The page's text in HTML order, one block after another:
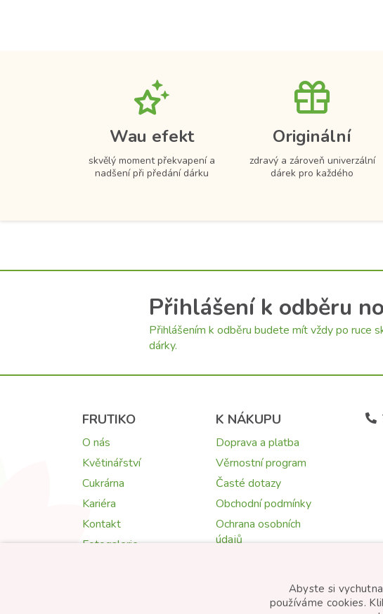
Wau efekt
skvělý moment překvapení a
nadšení při předání dárku
Originální
zdravý a zároveň univerzální
dárek pro každého
Přihlášení k odběru
Přihlášením k odběru budete mít vždy po ruce
dárky.
FRUTIKO
O nás
Květinářství
Cukrárna
Kariéra
Kontakt
Fotogalerie
K NÁKUPU
Doprava a platba
Věrnostní program
Časté dotazy
Obchodní podmínky
Ochrana osobních
údajů
Abyste si
používáme cookies.